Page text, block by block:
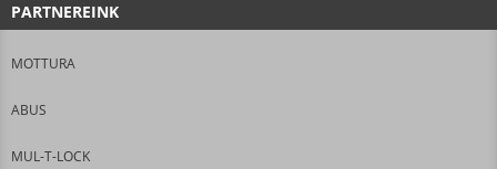
PARTNEREINK
MOTTURA
ABUS
MUL-T-LOCK